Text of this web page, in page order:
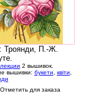
Троянди, П.-Ж.
2 вышивок.
вышивки: букети квіти
Отметить для заказа